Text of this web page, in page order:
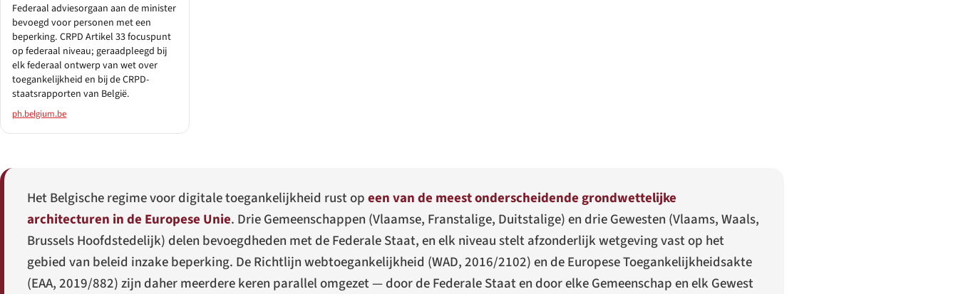
Federaal adviesorgaan aan de minister
bevoegd voor personen met een
beperking. CRPD Artikel 33 focuspunt
op federaal niveau; geraadpleegd bij
elk federaal ontwerp van wet over
toegankelijkheid en bij de CRPD-
staatsrapporten van België.
ph.belgium.be
Het Belgische regime voor digitale toegankelijkheid rust opeen van de meest onderscheidende grondwettelijke
architecturen in de Europese Unie. Drie Gemeenschappen (Vlaamse, Franstalige, Duitstalige) en drie Gewesten (Vlaams, Waals,
Brussels Hoofdstedelijk) delen bevoegdheden met de Federale Staat, en elk niveau stelt afzonderlijk wetgeving vast op het
gebied van beleid inzake beperking. De Richtlijn webtoegankelijkheid (WAD, 2016/2102) en de Europese Toegankelijkheidsakte
(EAA, 2019/882) zijn daher meerdere keren parallel omgezet — door de Federale Staat en door elke Gemeenschap en elk Gewest